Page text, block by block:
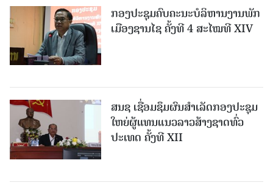
ກອງປະຊຸມຄົບຄະນະບໍລິຫານງານພັກ
ເມືອງຊານ​ໄຊ ຄັ້ງທີ 4 ສະໄໝທີ XIV
ສນຊ ເຊື່ອມຊຶມຜົນສໍາເລັດກອງປະຊຸມ
ໃຫຍ່ຜູ້ແທນແນວລາວສ້າງຊາດທົ່ວ
ປະເທດ ຄັ້ງທີ XII